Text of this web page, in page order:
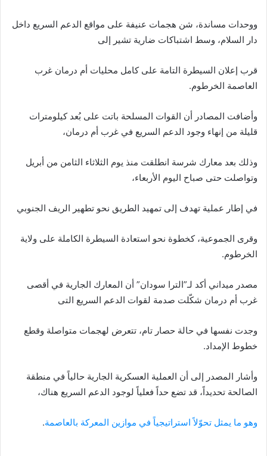
ووحدات مساندة، شن هجمات عنيفة على مواقع الدعم السريع داخل
دار السلام، وسط اشتباكات ضارية تشير إلى
قرب إعلان السيطرة التامة على كامل محليات أم درمان غرب
العاصمة الخرطوم.
وأضافت المصادر أن القوات المسلحة باتت على بُعد كيلومترات
قليلة من إنهاء وجود الدعم السريع في غرب أم درمان،
وذلك بعد معارك شرسة انطلقت منذ يوم الثلاثاء الثامن من أبريل
وتواصلت حتى صباح اليوم الأربعاء،
في إطار عملية تهدف إلى تمهيد الطريق نحو تطهير الريف الجنوبي
وقرى الجموعية، كخطوة نحو استعادة السيطرة الكاملة على ولاية
الخرطوم.
مصدر ميداني أكد لـ”الترا سودان” أن المعارك الجارية في أقصى
غرب أم درمان شكّلت صدمة لقوات الدعم السريع التى
وجدت نفسها في حالة حصار تام، تتعرض لهجمات متواصلة وقطع
خطوط الإمداد.
وأشار المصدر إلى أن العملية العسكرية الجارية حالياً في منطقة
الصالحة تحديداً، قد تضع حداً فعلياً لوجود الدعم السريع هناك،
وهو ما يمثل تحوّلاً استراتيجياً في موازين المعركة بالعاصمة.